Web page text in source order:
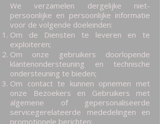
We verzamelen dergelijke niet-
persoonlijke en persoonlijke informatie
voor de volgende doeleinden:
Om de Diensten te leveren en te
exploiteren;
Om onze gebruikers doorlopende
klantenondersteuning en technische
ondersteuning te bieden;
Om contact te kunnen opnemen met
onze Bezoekers en Gebruikers met
algemene of gepersonaliseerde
servicegerelateerde mededelingen en
promotionele berichten;